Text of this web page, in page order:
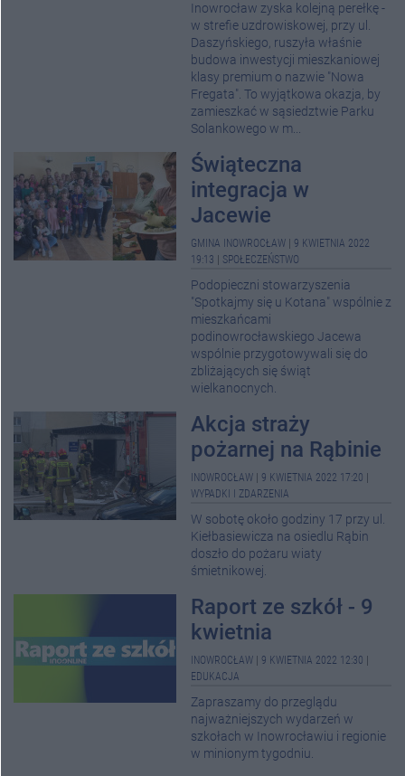
Inowrocław zyska kolejną perełkę -
w strefie uzdrowiskowej, przy ul.
Daszyńskiego, ruszyła właśnie
budowa inwestycji mieszkaniowej
klasy premium o nazwie "Nowa
Fregata". To wyjątkowa okazja, by
zamieszkać w sąsiedztwie Parku
Solankowego w m...
Świąteczna
integracja w
Jacewie
GMINA INOWROCŁAW
9 KWIETNIA 2022
19:13
SPOŁECZEŃSTWO
Podopieczni stowarzyszenia
"Spotkajmy się u Kotana" wspólnie z
mieszkańcami
podinowrocławskiego Jacewa
wspólnie przygotowywali się do
zbliżających się świąt
wielkanocnych.
Akcja straży
pożarnej na Rąbinie
INOWROCŁAW 9 KWIETNIA 2022 17:20
WYPADKI I ZDARZENIA
W sobotę około godziny 17 przy ul.
Kiełbasiewicza na osiedlu Rąbin
doszło do pożaru wiaty
śmietnikowej.
Raport ze szkół - 9
kwietnia
INOWROCŁAW 9 KWIETNIA 2022 12:30
EDUKACJA
Zapraszamy do przeglądu
najważniejszych wydarzeń w
szkołach w Inowrocławiu i regionie
w minionym tygodniu.